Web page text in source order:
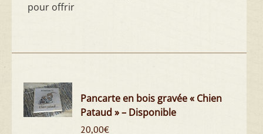
pour offrir
Pancarte en bois gravée « Chien
Pataud » – Disponible
20,00€